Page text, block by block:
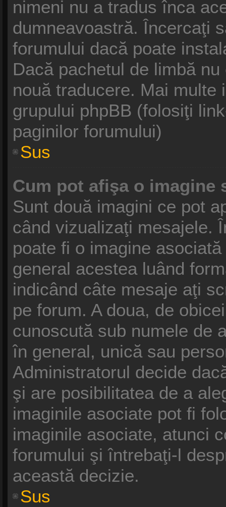
nimeni nu a tradus înca
dumneavoastră. Încercaţi
forumului dacă poate
Dacă pachetul de limbă
nouă traducere. Mai
grupului phpBB (folosiţi
paginilor forumului)
Sus
Cum pot afişa o imagine
Sunt două imagini ce pot
când vizualizaţi mesajele.
poate fi o imagine
general acestea luând
indicând câte mesaje aţi
pe forum. A doua, de
cunoscută sub numele de
în general, unică sau
Administratorul decide
şi are posibilitatea de a
imaginile asociate pot fi
imaginile asociate, atunci
forumului şi întrebaţi-l
această decizie.
Sus